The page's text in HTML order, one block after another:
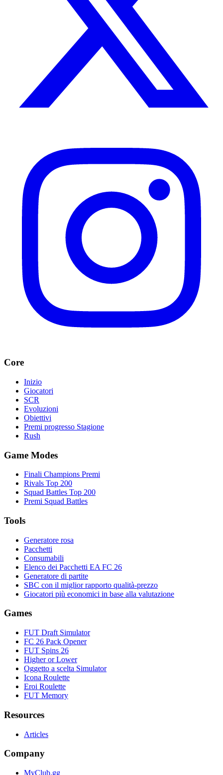
Core
Inizio
Giocatori
SCR
Evoluzioni
Obiettivi
Premi progresso Stagione
Rush
Game Modes
Finali Champions Premi
Rivals Top 200
Squad Battles Top 200
Premi Squad Battles
Tools
Generatore rosa
Pacchetti
Consumabili
Elenco dei Pacchetti EA FC 26
Generatore di partite
SBC con il miglior rapporto qualità-prezzo
Giocatori più economici in base alla valutazione
Games
FUT Draft Simulator
FC 26 Pack Opener
FUT Spins 26
Higher or Lower
Oggetto a scelta Simulator
Icona Roulette
Eroi Roulette
FUT Memory
Resources
Articles
Company
MyClub.gg